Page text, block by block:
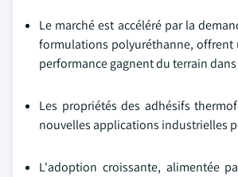
Le marché est accéléré par la
formulations polyuréthanne, offrent
performance gagnent du terrain
Les propriétés des adhésifs
nouvelles applications industrielles
L'adoption croissante, alimentée